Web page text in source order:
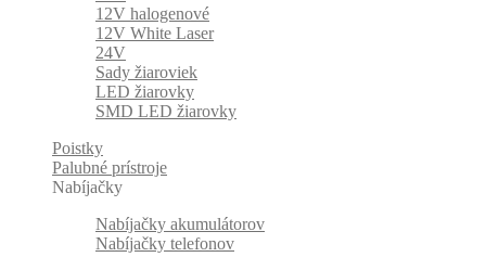
12V halogenové
12V White Laser
24V
Sady žiaroviek
LED žiarovky
SMD LED žiarovky
Poistky
Palubné prístroje
Nabíjačky
Nabíjačky akumulátorov
Nabíjačky telefonov